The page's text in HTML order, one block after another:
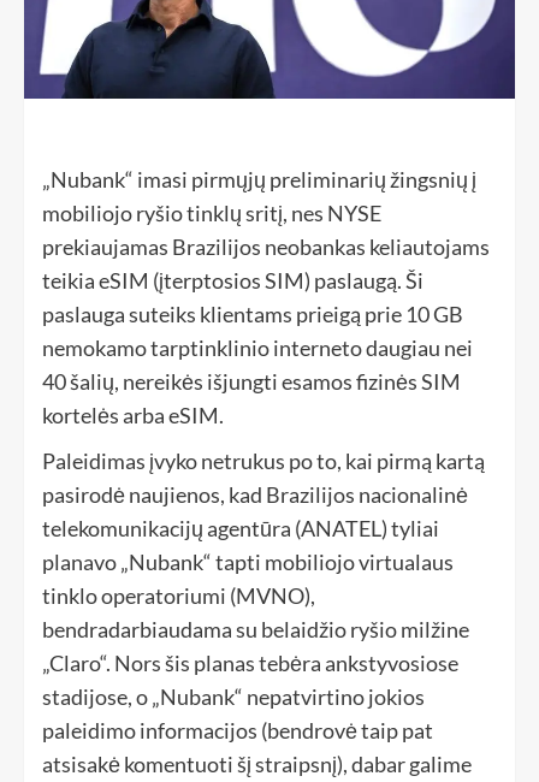
„Nubank“ imasi pirmųjų preliminarių žingsnių į
mobiliojo ryšio tinklų sritį, nes NYSE
prekiaujamas Brazilijos neobankas keliautojams
teikia eSIM (įterptosios SIM) paslaugą. Ši
paslauga suteiks klientams prieigą prie 10 GB
nemokamo tarptinklinio interneto daugiau nei
40 šalių, nereikės išjungti esamos fizinės SIM
kortelės arba eSIM.
Paleidimas įvyko netrukus po to, kai pirmą kartą
pasirodė naujienos, kad Brazilijos nacionalinė
telekomunikacijų agentūra (ANATEL) tyliai
planavo „Nubank“ tapti mobiliojo virtualaus
tinklo operatoriumi (MVNO),
bendradarbiaudama su belaidžio ryšio milžine
„Claro“. Nors šis planas tebėra ankstyvosiose
stadijose, o „Nubank“ nepatvirtino jokios
paleidimo informacijos (bendrovė taip pat
atsisakė komentuoti šį straipsnį), dabar galime